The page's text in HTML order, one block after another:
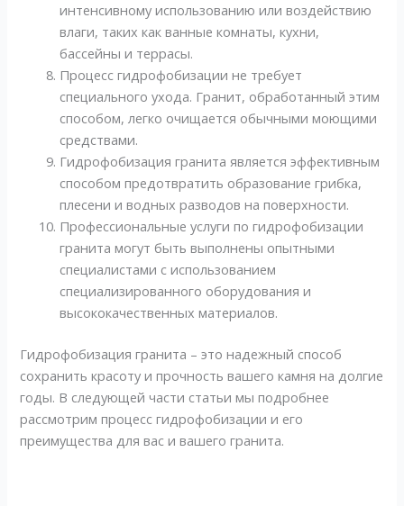
интенсивному использованию или воздействию
влаги, таких как ванные комнаты, кухни,
бассейны и террасы.
Процесс гидрофобизации не требует
специального ухода. Гранит, обработанный этим
способом, легко очищается обычными моющими
средствами.
Гидрофобизация гранита является эффективным
способом предотвратить образование грибка,
плесени и водных разводов на поверхности.
Профессиональные услуги по гидрофобизации
гранита могут быть выполнены опытными
специалистами с использованием
специализированного оборудования и
высококачественных материалов.
Гидрофобизация гранита – это надежный способ
сохранить красоту и прочность вашего камня на долгие
годы. В следующей части статьи мы подробнее
рассмотрим процесс гидрофобизации и его
преимущества для вас и вашего гранита.